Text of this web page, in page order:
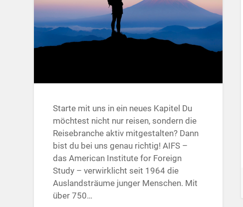
Starte mit uns in ein neues Kapitel Du
möchtest nicht nur reisen, sondern die
Reisebranche aktiv mitgestalten? Dann
bist du bei uns genau richtig! AIFS –
das American Institute for Foreign
Study – verwirklicht seit 1964 die
Auslandsträume junger Menschen. Mit
über 750…